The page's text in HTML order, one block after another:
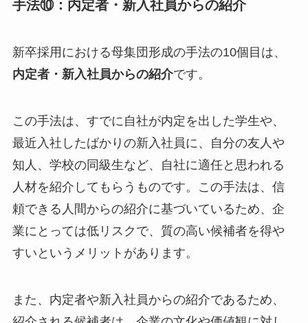
手法⑩：内定者・新入社員からの紹介
新卒採用における母集団形成の手法の10個目は、
内定者・新入社員からの紹介です。
この手法は、すでに自社が内定を出した学生や、
最近入社したばかりの新入社員に、自分の友人や
知人、学校の同級生など、自社に適任と思われる
人材を紹介してもらうものです。この手法は、信
頼できる人間からの紹介に基づいているため、企
業にとっては低リスクで、質の高い候補者を得や
すいというメリットがあります。
また、内定者や新入社員からの紹介であるため、